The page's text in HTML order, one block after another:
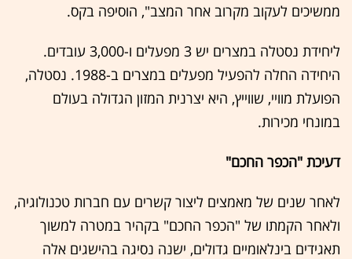
ממשיכים לעקוב מקרוב אחר המצב", הוסיפה בקס.
ליחידת נסטלה במצרים יש 3 מפעלים ו-3,000 עובדים.
היחידה החלה להפעיל מפעלים במצרים ב-1988. נסטלה,
הפועלת מוויי, שווייץ, היא יצרנית המזון הגדולה בעולם
במונחי מכירות.
‎‎לאחר שנים של מאמצים ליצור קשרים עם חברות טכנולוגיה,
ולאחר הקמתו של "הכפר החכם" בקהיר במטרה למשוך
תאגידים בינלאומיים גדולים, ישנה נסיגה בהישגים אלה